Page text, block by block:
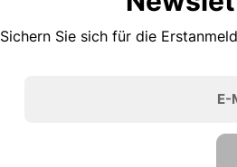
Sichern Sie sich für die
E-